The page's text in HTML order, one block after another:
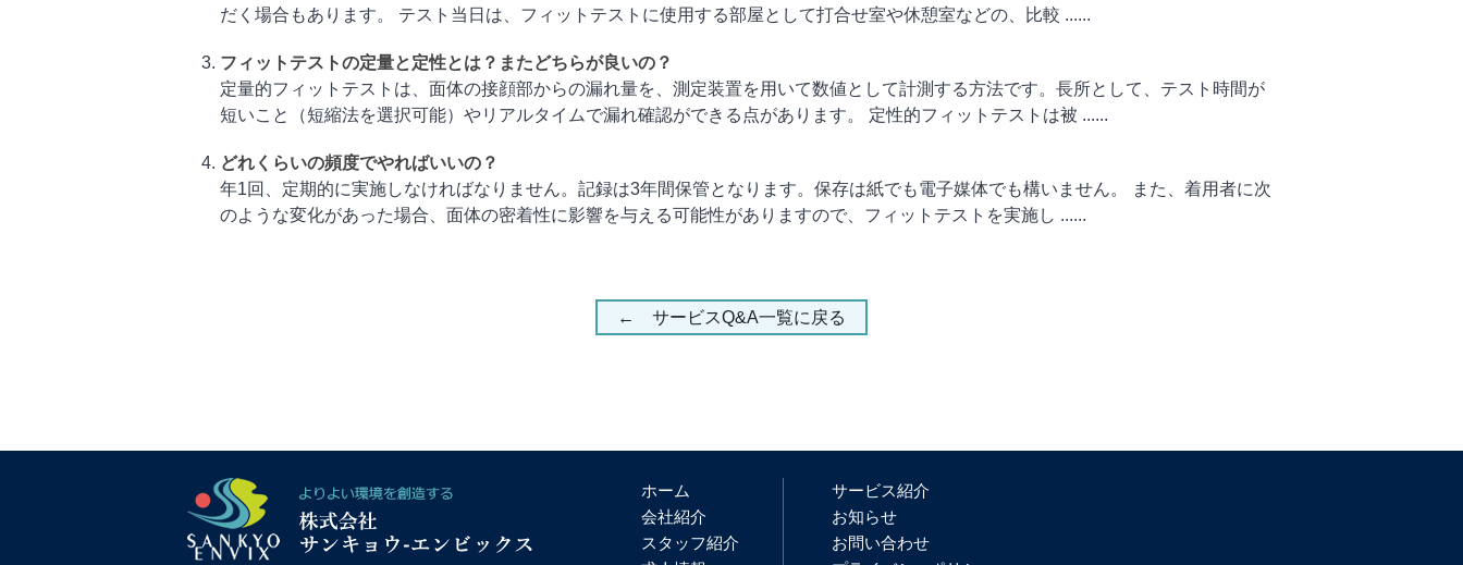
だく場合もあります。 テスト当日は、フィットテストに使用する部屋として打合せ室や休憩室などの、比較 ......
フィットテストの定量と定性とは？またどちらが良いの？
定量的フィットテストは、面体の接顔部からの漏れ量を、測定装置を用いて数値として計測する方法です。長所として、テスト時間が
短いこと（短縮法を選択可能）やリアルタイムで漏れ確認ができる点があります。 定性的フィットテストは被 ......
どれくらいの頻度でやればいいの？
年1回、定期的に実施しなければなりません。記録は3年間保管となります。保存は紙でも電子媒体でも構いません。 また、着用者に次
のような変化があった場合、面体の密着性に影響を与える可能性がありますので、フィットテストを実施し ......
← サービスQ&A一覧に戻る
ホーム
会社紹介
スタッフ紹介
サービス紹介
お知らせ
お問い合わせ